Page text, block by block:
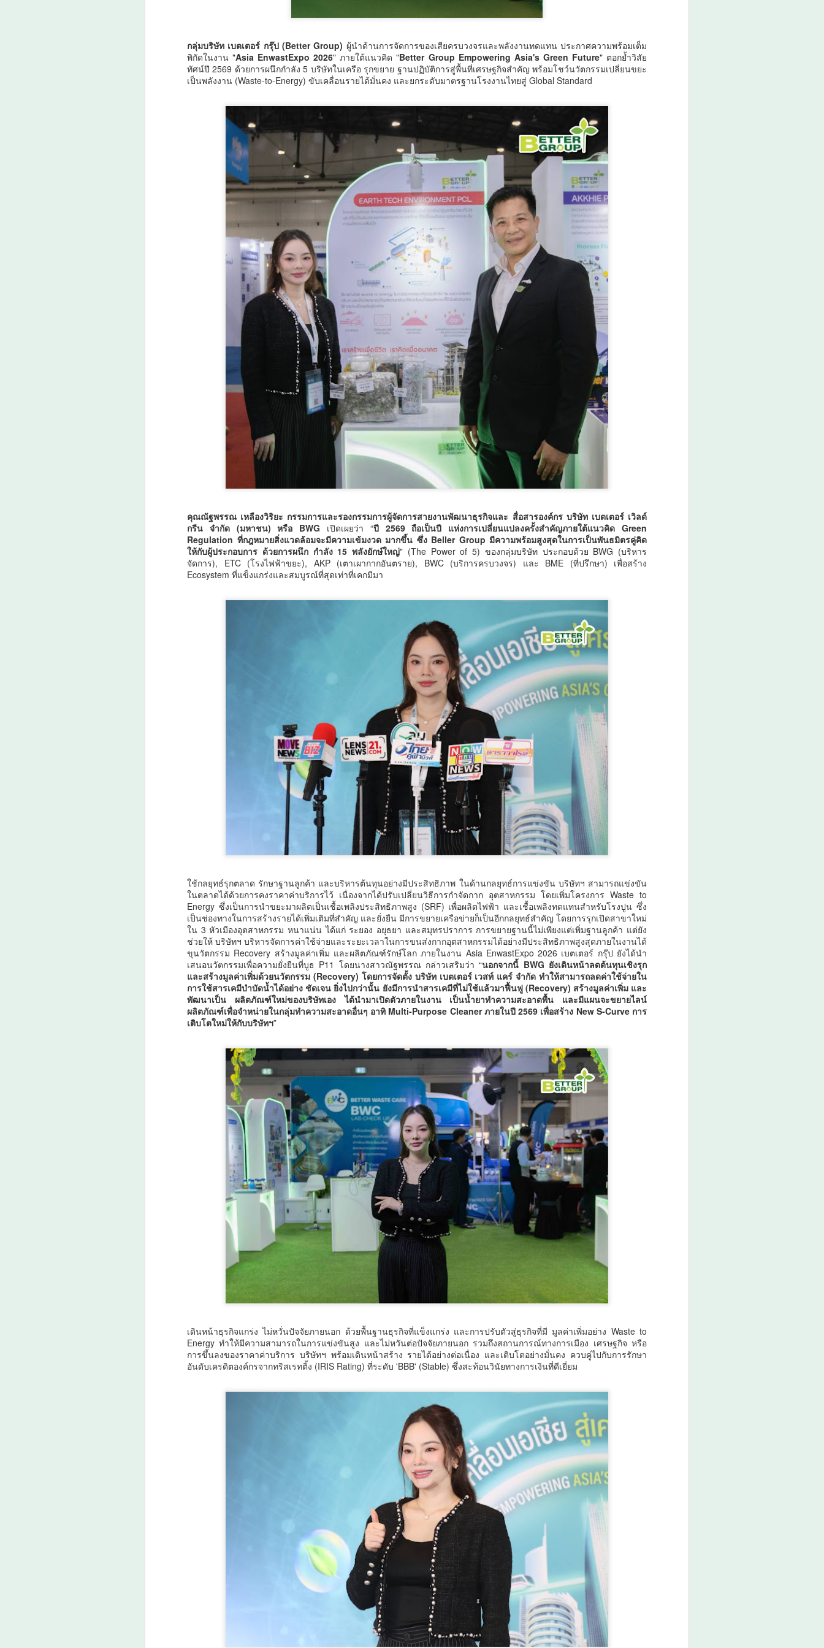
กลุ่มบริษัท เบตเตอร์ กรุ๊ป (Better Group) ผู้นำด้านการจัดการของเสียครบวงจรและพลังงานทดแทน ประกาศความพร้อมเต็ม
พิกัดในงาน "Asia EnwastExpo 2026" ภายใต้แนวคิด "Better Group Empowering Asia's Green Future" ตอกย้ำวิสัย
ทัศน์ปี 2569 ด้วยการผนึกกำลัง 5 บริษัทในเครือ รุกขยาย ฐานปฏิบัติการสู่พื้นที่เศรษฐกิจสำคัญ พร้อมโชว์นวัตกรรมเปลี่ยนขยะ
เป็นพลังงาน (Waste-to-Energy) ขับเคลื่อนรายได้มั่นคง และยกระดับมาตรฐานโรงงานไทยสู่ Global Standard
คุณณัฐพรรณ เหลืองวิริยะ กรรมการและรองกรรมการผู้จัดการสายงานพัฒนาธุรกิจและ สื่อสารองค์กร บริษัท เบตเตอร์ เวิลด์
กรีน จำกัด (มหาชน) หรือ BWG เปิดเผยว่า “ปี 2569 ถือเป็นปี แห่งการเปลี่ยนแปลงครั้งสำคัญภายใต้แนวคิด Green
Regulation ที่กฎหมายสิ่งแวดล้อมจะมีความเข้มงวด มากขึ้น ซึ่ง Beller Group มีความพร้อมสูงสุดในการเป็นพันธมิตรคู่คิด
ให้กับผู้ประกอบการ ด้วยการผนึก กำลัง 15 พลังยักษ์ใหญ่" (The Power of 5) ของกลุ่มบริษัท ประกอบด้วย BWG (บริหาร
จัดการ), ETC (โรงไฟฟ้าขยะ), AKP (เตาเผากากอันตราย), BWC (บริการครบวงจร) และ BME (ที่ปรึกษา) เพื่อสร้าง
Ecosystem ที่แข็งแกร่งและสมบูรณ์ที่สุดเท่าที่เคกมีมา
ใช้กลยุทธ์รุกตลาด รักษาฐานลูกค้า และบริหารต้นทุนอย่างมีประสิทธิภาพ ในด้านกลยุทธ์การแข่งขัน บริษัทฯ สามารถแข่งขัน
ในตลาดได้ด้วยการคงราคาค่าบริการไว้ เนื่องจากได้ปรับเปลี่ยนวิธีการกำจัดกาก อุตสาหกรรม โดยเพิ่มโครงการ Waste to
Energy ซึ่งเป็นการนำขยะมาผลิตเป็นเชื้อเพลิงประสิทธิภาพสูง (SRF) เพื่อผลิตไฟฟ้า และเชื้อเพลิงทดแทนสำหรับโรงปูน ซึ่ง
เป็นช่องทางในการสร้างรายได้เพิ่มเติมที่สำคัญ และยั่งยืน มีการขยายเครือข่ายก็เป็นอีกกลยุทธ์สำคัญ โดยการรุกเปิดสาขาใหม่
ใน 3 หัวเมืองอุตสาหกรรม หนาแน่น ได้แก่ ระยอง อยุธยา และสมุทรปราการ การขยายฐานนี้ไม่เพียงแต่เพิ่มฐานลูกค้า แต่ยัง
ช่วยให้ บริษัทฯ บริหารจัดการค่าใช้จ่ายและระยะเวลาในการขนส่งกากอุตสาหกรรมได้อย่างมีประสิทธิภาพสูงสุดภายในงานได้
ขุนวัตกรรม Recovery สร้างมูลค่าเพิ่ม และผลิตภัณฑ์รักษ์โลก ภายในงาน Asia EnwastExpo 2026 เบตเตอร์ กรุ๊ป ยังได้นำ
เสนอนวัตกรรมเพื่อความยั่งยืนที่บูธ P11 โดยนางสาวณัฐพรรณ กล่าวเสริมว่า “นอกจากนี้ BWG ยังเดินหน้าลดต้นทุนเชิงรุก
และสร้างมูลค่าเพิ่มด้วยนวัตกรรม (Recovery) โดยการจัดตั้ง บริษัท เบตเตอร์ เวสท์ แคร์ จำกัด ทำให้สามารถลดค่าใช้จ่ายใน
การใช้สารเคมีบำบัดน้ำได้อย่าง ชัดเจน ยิ่งไปกว่านั้น ยังมีการนำสารเคมีที่ไม่ใช้แล้วมาฟื้นฟู (Recovery) สร้างมูลค่าเพิ่ม และ
พัฒนาเป็น ผลิตภัณฑ์ใหม่ของบริษัทเอง ได้นำมาเปิดตัวภายในงาน เป็นน้ำยาทำความสะอาดพื้น และมีแผนจะขยายไลน์
ผลิตภัณฑ์เพื่อจำหน่ายในกลุ่มทำความสะอาดอื่นๆ อาทิ Multi-Purpose Cleaner ภายในปี 2569 เพื่อสร้าง New S-Curve การ
เติบโตใหม่ให้กับบริษัทฯ”
เดินหน้าธุรกิจแกร่ง ไม่หวั่นปัจจัยภายนอก ด้วยพื้นฐานธุรกิจที่แข็งแกร่ง และการปรับตัวสู่ธุรกิจที่มี มูลค่าเพิ่มอย่าง Waste to
Energy ทำให้มีความสามารถในการแข่งขันสูง และไม่หวันต่อปัจจัยภายนอก รวมถึงสถานการณ์ทางการเมือง เศรษฐกิจ หรือ
การขึ้นลงของราคาค่าบริการ บริษัทฯ พร้อมเดินหน้าสร้าง รายได้อย่างต่อเนื่อง และเติบโตอย่างมั่นคง ควบคู่ไปกับการรักษา
อันดับเครดิตองค์กรจากทริสเรทติ้ง (IRIS Rating) ที่ระดับ 'BBB' (Stable) ซึ่งสะท้อนวินัยทางการเงินที่ดีเยี่ยม
“จุลพันธ์” ส่งโฆษก
“พิพัฒน์ชัย” เปิด
โครงการ “กระทรวง
สร้างอาชีพ” เดินหน้า
พัฒนาแรงงานศรีสะเกษ
มอบเครื่องมือทำมา
หากิน สร้างรายได้อย่าง
“จุลพันธ์” ส่งโฆษก “พิพัฒน์ชัย” เปิด
โครงการ “กระทรวงแรงงานสร้าง
แรงงานศรีสะเกษ มอบเครื่องมือทำ
มาหากิน สร้างรายได้อย่างยั่งยืน
กระทรวงแรงงานเดินหน้าขับเคลื่อน
นโยบาย "เรียนได้ งบ จบได้งาน" มุ่ง
งานทำ โดยนายจุลพันธ์ อมรวิวัฒน์
โฆษกกระทรวงแรงงาน (ฝ่าย
"กระทรวงแรงงานสร้างโอกาส สร้าง
อาชีพ สู่แรงงานคุณภาพ จังหวัด
AUG
7
กรมการท่องเที่ยวปั้นผู้
ประสานงานกองถ่าย
ต่างชาติมืออาชีพ เสริม
ศูนย์กลางการถ่ายทำ
ระดับนานาชาติ
กรมการท่องเที่ยวปั้นผู้ประสานงาน
กองถ่ายต่างชาติมืออาชีพ เสริม
ความพร้อมไทยสู่ศูนย์กลางการถ่าย
ทำระดับนานาชาติ
กรมการท่องเที่ยว เดินหน้าส่งเสริม
การถ่ายทำภาพยนตร์ต่างประเทศใน
ประเทศไทย จัดอบรมพัฒนา
ศักยภาพผู้ประสานงานและบุคลากร
ที่เกี่ยวข้อง ระหว่างวันที่ 6–7
สิงหาคม 2569 เพื่อยกระดับการให้
บริการแก่คณะถ่ายทำภาพยนตร์ต่าง
ประเทศให้มีมาตรฐาน สะดวก
รวดเร็ว และมีประสิทธิภาพ โดยนาย
จาตุรนต์ ภักดีวานิช อธิบดีกรมการ
ท่องเที่ยว มอบหมายให้นางสาวอุบล
วรรณ สุจริตกุล ผู้อำนวยการกอง
กิจการภาพยนตร์และวีดิทัศน์ต่าง
ประเทศ
AUG
7
มกอช. ชี้ชิลีเปิดโอกาส
สินค้าไทย ผลไม้เมือง
ร้อน–อาหารเอเชีย–
ศักยภาพขยายตลาดสูง
มกอช. ชี้ชิลีเปิดโอกาสสินค้าไทย
ผลไม้เมืองร้อน–อาหารเอเชีย–
ผลิตภัณฑ์สัตว์เลี้ยง มีศักยภาพขยาย
ตลาดสูง
ประเทศชิลี - นางสาวรวินันท์ ฉ่ำ
เฉลิม รองเลขาธิการสำนักงาน
มาตรฐานสินค้าเกษตรและอาหาร
แห่งชาติ (มกอช.) เปิดเผยว่า
ระหว่างวันที่ 3–4 สิงหาคม 2569
คณะผู้แทน มกอช.
AUG
7
‘รองนายกฯ ยศชนัน’
เปิดตัว ‘THERA’ ยก
ระดับวิจัยการศึกษาไทย
ThaiCER 2026
‘รองนายกฯ ยศชนัน’ เปิดตัว
‘THERA’ ยกระดับวิจัยการศึกษาไทย
สู่มาตรฐานโลกในงาน ThaiCER
2026
วันที่ 7 สิงหาคม 2569 ศ.ดร.ยศชนัน
วงศ์สวัสดิ์ รองนายกรัฐมนตรี และ
รัฐมนตรีว่าการกระทรวงการ
อุดมศึกษา วิทยาศาสตร์ วิจัยและ
นวัตกรรม เข้าร่วมการประชุม
วิชาการระดับนานาชาติ Thailand
International Conference on
Education Research (ThaiCER)
2026 จัดขึ้นโดยสำนักงาน
เลขาธิการสภาการศึกษา (สกศ.)
โดยมี รศ.ดร.ประวิต เอราวรรณ์
เลขาธิการสภาการศึกษา พร้อมด้วย
ศ.โจ โอฮารา ประธานสมาคมวิจัย
การศึกษาระดับโลก ศ.ดร.
AUG
“เตาปูนโมเดล" เกมรุกสู้ NCDsใช้ข้อมูลขับเคลื่อนการ
พัฒนา สร้างนวัตกรรม "ดอกไม้ 3 สี" เชื่อมสถานีสุขภาพ
เครือข่าย Caregiver และภูมิปัญญาพื้นบ้าน พัฒนาระบบ
สุขภาพชุมชน สู่ต้นแบบการจัดการสุขภาวะอย่างยั่งยืน
“เตาปูนโมเดล" เกมรุกสู้ NCDsใช้ข้อมูลขับเคลื่อนการพัฒนา สร้างนวัตกรรม
"ดอกไม้ 3 สี" เชื่อมสถานีสุขภาพ เครือข่าย Caregiver และภูมิปัญญาพื้น
บ้าน พัฒนาระบบสุขภาพชุมชน สู่ต้นแบบการจัดการสุขภาวะอย่างยั่งยืน
ตำบลเตาปูน อำเภอสอง จังหวัดแพร่ กำลังเผชิญสถานการณ์โรคไม่ติดต่อ
เรื้อรัง (NCDs) ที่มีแนวโน้มเพิ่มขึ้นจากพฤติกรรมเสี่ยงด้านสุขภาพของ
ประชาชน ทั้งการดื่มสุรา การสูบบุหรี่ และการบริโภคอาหารรสหวาน มัน
และเค็ม ส่งผลให้ปัจจุบันมีผู้ป่วยโรคเบาหวาน 270 คน และผู้ป่วยโรคความ
ดันโลหิตสูงกว่า 700 คน จากประชากรท
AUG
7
วธ. เชิญชวนประชาชนร่วมกิจกรรมถวายพระราชกุศล
และน้อมสำนึกในพระมหากรุณาธิคุณสมเด็จพระนาง
เจ้าสิริกิติ์ พระบรมราชินีนาถ พระบรมราชชนนีพันปี
หลวง พร้อมกันทั่วประเทศ
7
กรมวิทยาศาสตร์บริการ ติดตามผลการพัฒนาผู้ประกอบ
การ ยกระดับนวัตกรรมอาหาร สร้างมูลค่าเพิ่มผลิตภัณฑ์
📌กรมวิทยาศาสตร์บริการ ติดตามผลการพัฒนาผู้ประกอบการ ยกระดับ
นวัตกรรมอาหาร สร้างมูลค่าเพิ่มผลิตภัณฑ์ชุมชน
กรมวิทยาศาสตร์บริการ (วศ.) กระทรวงการอุดมศึกษา วิทยาศาสตร์ วิจัยและ
นวัตกรรม (อว.) นำโดย นายปรานต์ ปิ่นทอง นักวิทยาศาสตร์ชำนาญการ
พิเศษ ศูนย์ห้องปฏิบัติการอ้างอิงชีวภาพ สถาบันห้องปฏิบัติการอ้างอิงแห่งชาติ
พร้อมคณะฯ ลงพื้นที่จังหวัดสมุทรปราการ กำแพงเพชร และนครนายก
ระหว่างวันที่ 4–6 สิงหาคม 2569 เพื่อติดตามความก้าวหน้าและให้คำปรึกษา
เชิงลึกแก่ผู้ประกอบการที่เข้าร่วม โครงการเพิ่มประสิทธิภาพการผลิตอ
AUG
6
Thailand LAB INTERNATIONAL 2026 ผนึก
Bio+HealthTech INTERNATIONAL และ FutureCHEM
INTERNATIONAL เปิดเวที AI ขับเคลื่อนนวัตกรรม
Thailand LAB INTERNATIONAL 2026 ผนึก Bio+HealthTech
INTERNATIONAL และ FutureCHEM INTERNATIONAL เปิดเวที AI ขับ
เคลื่อนนวัตกรรมวิทยาศาสตร์และสุขภาพ ยกระดับไทยสู่ศูนย์กลางอาเซียน
6 สิงหาคม 2568 กรุงเทพฯ – เมื่อปัญญาประดิษฐ์ (AI) กำลังเข้ามามีบทบาท
สำคัญในการยกระดับงานวิจัย ห้องปฏิบัติการ การแพทย์ และภาค
อุตสาหกรรม ประเทศไทยกำลังก้าวสู่ยุคใหม่ของระบบนิเวศด้านวิทยาศาสตร์
และนวัตกรรมที่เชื่อมโยงการวิจัย เทคโนโลยี และภาคธุรกิจเข้าด้วยกัน เพื่อ
สร้างขีดความสามารถในการแข่งขันของประเทศและภูมิภาคอาเซียน
บริษ
ศน. ร่วมกับสำนักงานวัฒนธรรมจังหวัด 14 จังหวัดภาค
ใต้ จัด “มหกรรมสีสันแห่งศรัทธา พัฒนาชุมชนคุณธรรม
พลังบวร” สืบสานคุณธรรม ต่อยอดทุนวัฒนธรรมสู่ชุมชน
ศน. ร่วมกับสำนักงานวัฒนธรรมจังหวัด 14 จังหวัดภาคใต้ จัด “มหกรรมสีสัน
แห่งศรัทธา พัฒนาชุมชนคุณธรรมพลังบวร” สืบสานคุณธรรม ต่อยอดทุน
วัฒนธรรมสู่ชุมชน
วันที่ 7 สิงหาคม 2569 เวลา 19.00 น. กรมการศาสนา กระทรวงวัฒนธรรม
ร่วมกับจังหวัดสตูล และสำนักงานวัฒนธรรมจังหวัด 14 จังหวัดภาคใต้ จัดพิธี
เปิดงาน “มหกรรมสีสันแห่งศรัทธา พัฒนาชุมชนคุณธรรมพลังบวร ภาคกใต้”
ภายใต้โครงการพลังบวรในมิติศาสนา ประจำปีงบประมาณ พ.ศ.
สมุทรสาครเฮ! รถไฟฟ้าสายสีแดงเข้ม วงเวียนใหญ่–
คน ส่วนใหญ่เห็นพ้องให้สร้าง
สมุทรสาครเฮ! รถไฟฟ้าสายสีแดงเข้ม วงเวียนใหญ่–มหาชัย 36.8 กม.
AUG
6
วศ.อว.–วท.กห. เปิดเวทีหารือแนวทางขับเคลื่อน
วิทยาศาสตร์และเทคโนโลยี เพื่อสนับสนุน อุตสาหกรรม
ป้องกันประเทศ
AUG
6
กรมพัฒน์ คว้ารางวัล GDCC GOV Cloud Awards
ตอกย้ำความสำเร็จของระบบ DSD Online Training ใน
การขับเคลื่อนการพัฒนากำลังคนที่ทันสมัย
กรมพัฒน์ คว้ารางวัล GDCC GOV Cloud Awards ตอกย้ำความสำเร็จของ
ระบบ DSD Online Training ในการขับเคลื่อนการพัฒนากำลังคนที่ทันสมัย
กรมพัฒนาฝีมือแรงงาน ได้รับรางวัล GDCC GOV Cloud Awards ประจำปี
พ.ศ.
ศน. ร่วมกับจังหวัดสตูล จัดกิจกรรม “พลังศรัทธาถวาย
เทียนพรรษา 2 แผ่นดิน สานสัมพันธ์ ไทย – มาเลเซีย”
เชิญชวนพุทธศาสนิกชน งด ละ เลิกอบายมุข เนื่องใน
ศน.
มูลนิธิกองทุนนิยมไทย จับมือ กระทรวงวัฒนธรรม แถลง
เปิดตัวโครงการ ประกวดอัตลักษณ์อาหารภูมิภาค "รส
ถิ่นไทย" เฟ้นหาเมนูต้นตำรับ 4 ภูมิภาค ดัน Soft Power สู่
มูลนิธิกองทุนนิยมไทย จับมือ กระทรวงวัฒนธรรม แถลงเปิดตัวโครงการ
ประกวดอัตลักษณ์อาหารภูมิภาค "รสถิ่นไทย" เฟ้นหาเมนูต้นตำรับ 4 ภูมิภาค
เมื่อวันที่ 5 สิงหาคม 2569 — มูลนิธิกองทุนนิยมไทย ร่วมกับกระทรวง
วัฒนธรรม โดยกรมส่งเสริมวัฒนธรรม แถลงข่าวเปิดตัวโครงการประกวดอัต
ลักษณ์อาหารภูมิภาค "รสถิ่นไทย" ณ มูลนิธิกองทุนนิยมไทย เขตบางรัก
กรุงเทพฯ เพื่อรวบรวม ยกระดับ และส่งเสริมอัตลักษณ์อาหารท้องถิ่นไทยสู่
การสร้างมูลค่าเพิ่มทางเศรษฐกิจ และการท่องเที่ยวเชิงอาหาร อย่างยั่งยืน
นครบาล 1 กัดไม่ปล่อย! แกะรอยขยายผลกลุ่มนักบิน จับ
ไอซ์ล๊อตมหึมากว่า 300 โล ก่อนเข้ากลางกรุง
นครบาล 1 กัดไม่ปล่อย! แกะรอยขยายผลกลุ่มนักบิน จับไอซ์ล๊อตมหึมากว่า
300 โล ก่อนเข้ากลางกรุง
ย้อนไปเมื่อ 16 มี.ค.2569 ที่ผ่านมา กก.สืบสวนนครบาล 1 บช.น.